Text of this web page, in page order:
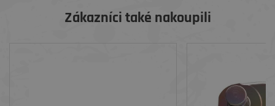
Zákazníci také nakoupili